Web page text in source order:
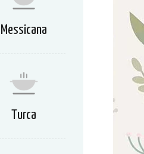
Messicana
Turca